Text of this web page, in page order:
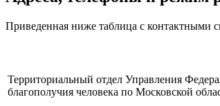
Приведенная ниже таблица с контактными
Территориальный отдел Управления
благополучия человека по Московской